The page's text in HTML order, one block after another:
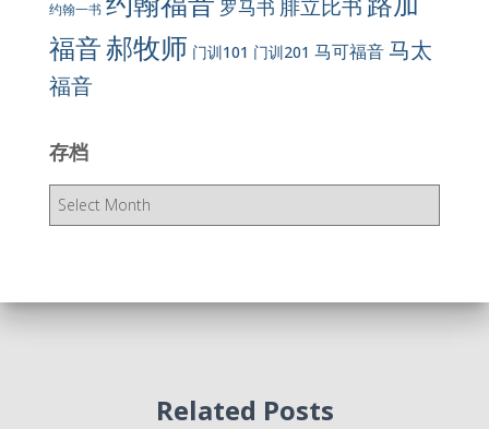
约翰一书 罗马书 腓立比书
福音郝牧师 门训101 门训201 马可福音马太
福音
存档
存
Related Posts